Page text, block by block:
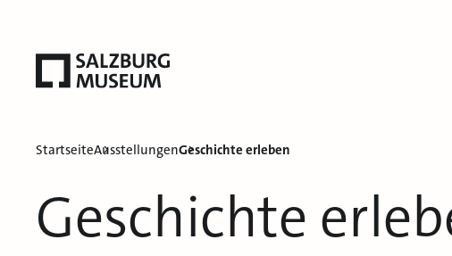
StartseiteAusstellungenGeschichte erleben
Geschichte